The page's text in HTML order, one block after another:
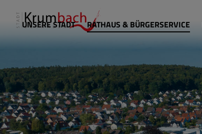
UNSERE STADT RATHAUS & BÜRGERSERVICE